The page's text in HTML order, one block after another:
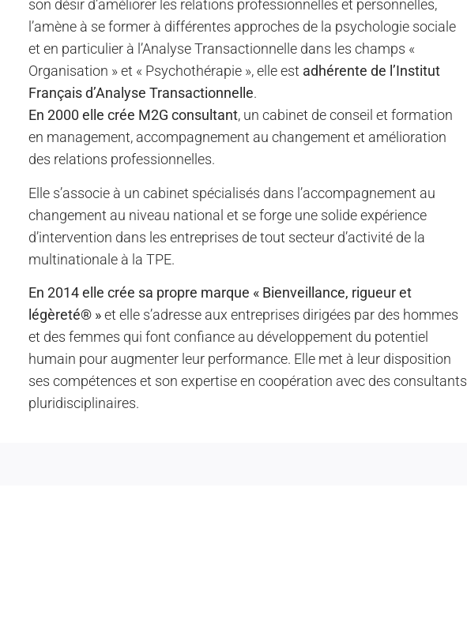
son désir d’améliorer les relations professionnelles et personnelles,
l’amène à se former à différentes approches de la psychologie sociale
et en particulier à l’Analyse Transactionnelle dans les champs «
Organisation » et « Psychothérapie », elle est adhérente de l’Institut
Français d’Analyse Transactionnelle.
En 2000 elle crée M2G consultant, un cabinet de conseil et formation
en management, accompagnement au changement et amélioration
des relations professionnelles.
Elle s’associe à un cabinet spécialisés dans l’accompagnement au
changement au niveau national et se forge une solide expérience
d’intervention dans les entreprises de tout secteur d’activité de la
multinationale à la TPE.
En 2014 elle crée sa propre marque « Bienveillance, rigueur et
légèreté® »et elle s’adresse aux entreprises dirigées par des hommes
et des femmes qui font confiance au développement du potentiel
humain pour augmenter leur performance. Elle met à leur disposition
ses compétences et son expertise en coopération avec des consultants
pluridisciplinaires.